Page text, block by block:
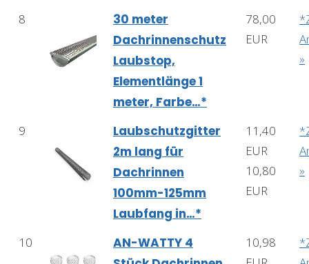
8
30 meter
Dachrinnenschutz
Laubstop,
Elementlänge 1
meter, Farbe…*
78,00
EUR
»
9
Laubschutzgitter
2m lang für
Dachrinnen
100mm-125mm
Laubfang in…*
11,40
EUR
10,80
EUR
»
10
AN-WATTY 4
10,98